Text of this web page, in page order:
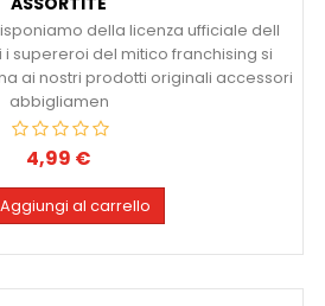
Disponiamo della licenza ufficiale dell
i supereroi del mitico franchising si
ai nostri prodotti originali accessori
abbigliamen
Prezzo
4,99 €
Aggiungi al carrello